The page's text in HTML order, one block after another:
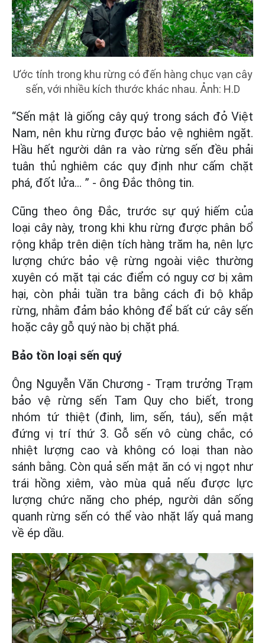
Ước tính trong khu rừng có đến hàng chục vạn cây
sến, với nhiều kích thước khác nhau. Ảnh: H.D
“Sến mật là giống cây quý trong sách đỏ Việt
Nam, nên khu rừng được bảo vệ nghiêm ngặt.
Hầu hết người dân ra vào rừng sến đều phải
tuân thủ nghiêm các quy định như cấm chặt
phá, đốt lửa... ” - ông Đắc thông tin.
Cũng theo ông Đắc, trước sự quý hiếm của
loại cây này, trong khi khu rừng được phân bổ
rộng khắp trên diện tích hàng trăm ha, nên lực
lượng chức bảo vệ rừng ngoài việc thường
xuyên có mặt tại các điểm có nguy cơ bị xâm
hại, còn phải tuần tra bằng cách đi bộ khắp
rừng, nhằm đảm bảo không để bất cứ cây sến
hoặc cây gỗ quý nào bị chặt phá.
Bảo tồn loại sến quý
Ông Nguyễn Văn Chương - Trạm trưởng Trạm
bảo vệ rừng sến Tam Quy cho biết, trong
nhóm tứ thiệt (đinh, lim, sến, táu), sến mật
đứng vị trí thứ 3. Gỗ sến vô cùng chắc, có
nhiệt lượng cao và không có loại than nào
sánh bằng. Còn quả sến mật ăn có vị ngọt như
trái hồng xiêm, vào mùa quả nếu được lực
lượng chức năng cho phép, người dân sống
quanh rừng sến có thể vào nhặt lấy quả mang
về ép dầu.